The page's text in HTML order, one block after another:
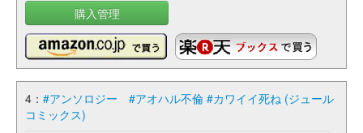
購入管理
4： #アンソロジー #アオハル不倫 #カワイイ死ね (ジュール
コミックス)